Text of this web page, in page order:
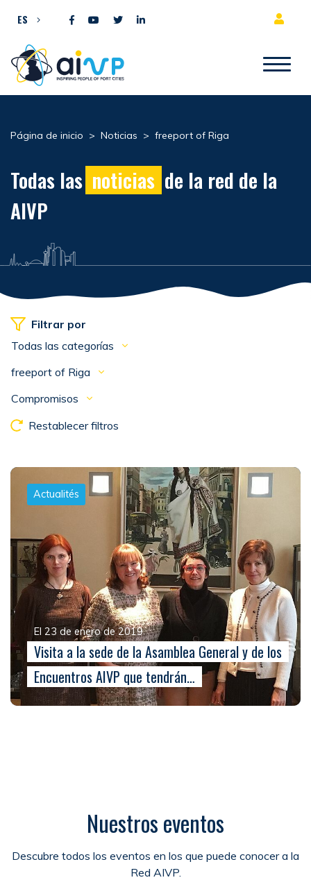
ES
Página de inicio > Noticias > freeport of Riga
Todas las noticias de la red de la
AIVP
Filtrar por
Todas las categorías
freeport of Riga
Compromisos
Restablecer filtros
Actualités
El 23 de enero de 2019
Visita a la sede de la Asamblea General y de los
Encuentros AIVP que tendrán…
Nuestros eventos
Descubre todos los eventos en los que puede conocer a la
Red AIVP.